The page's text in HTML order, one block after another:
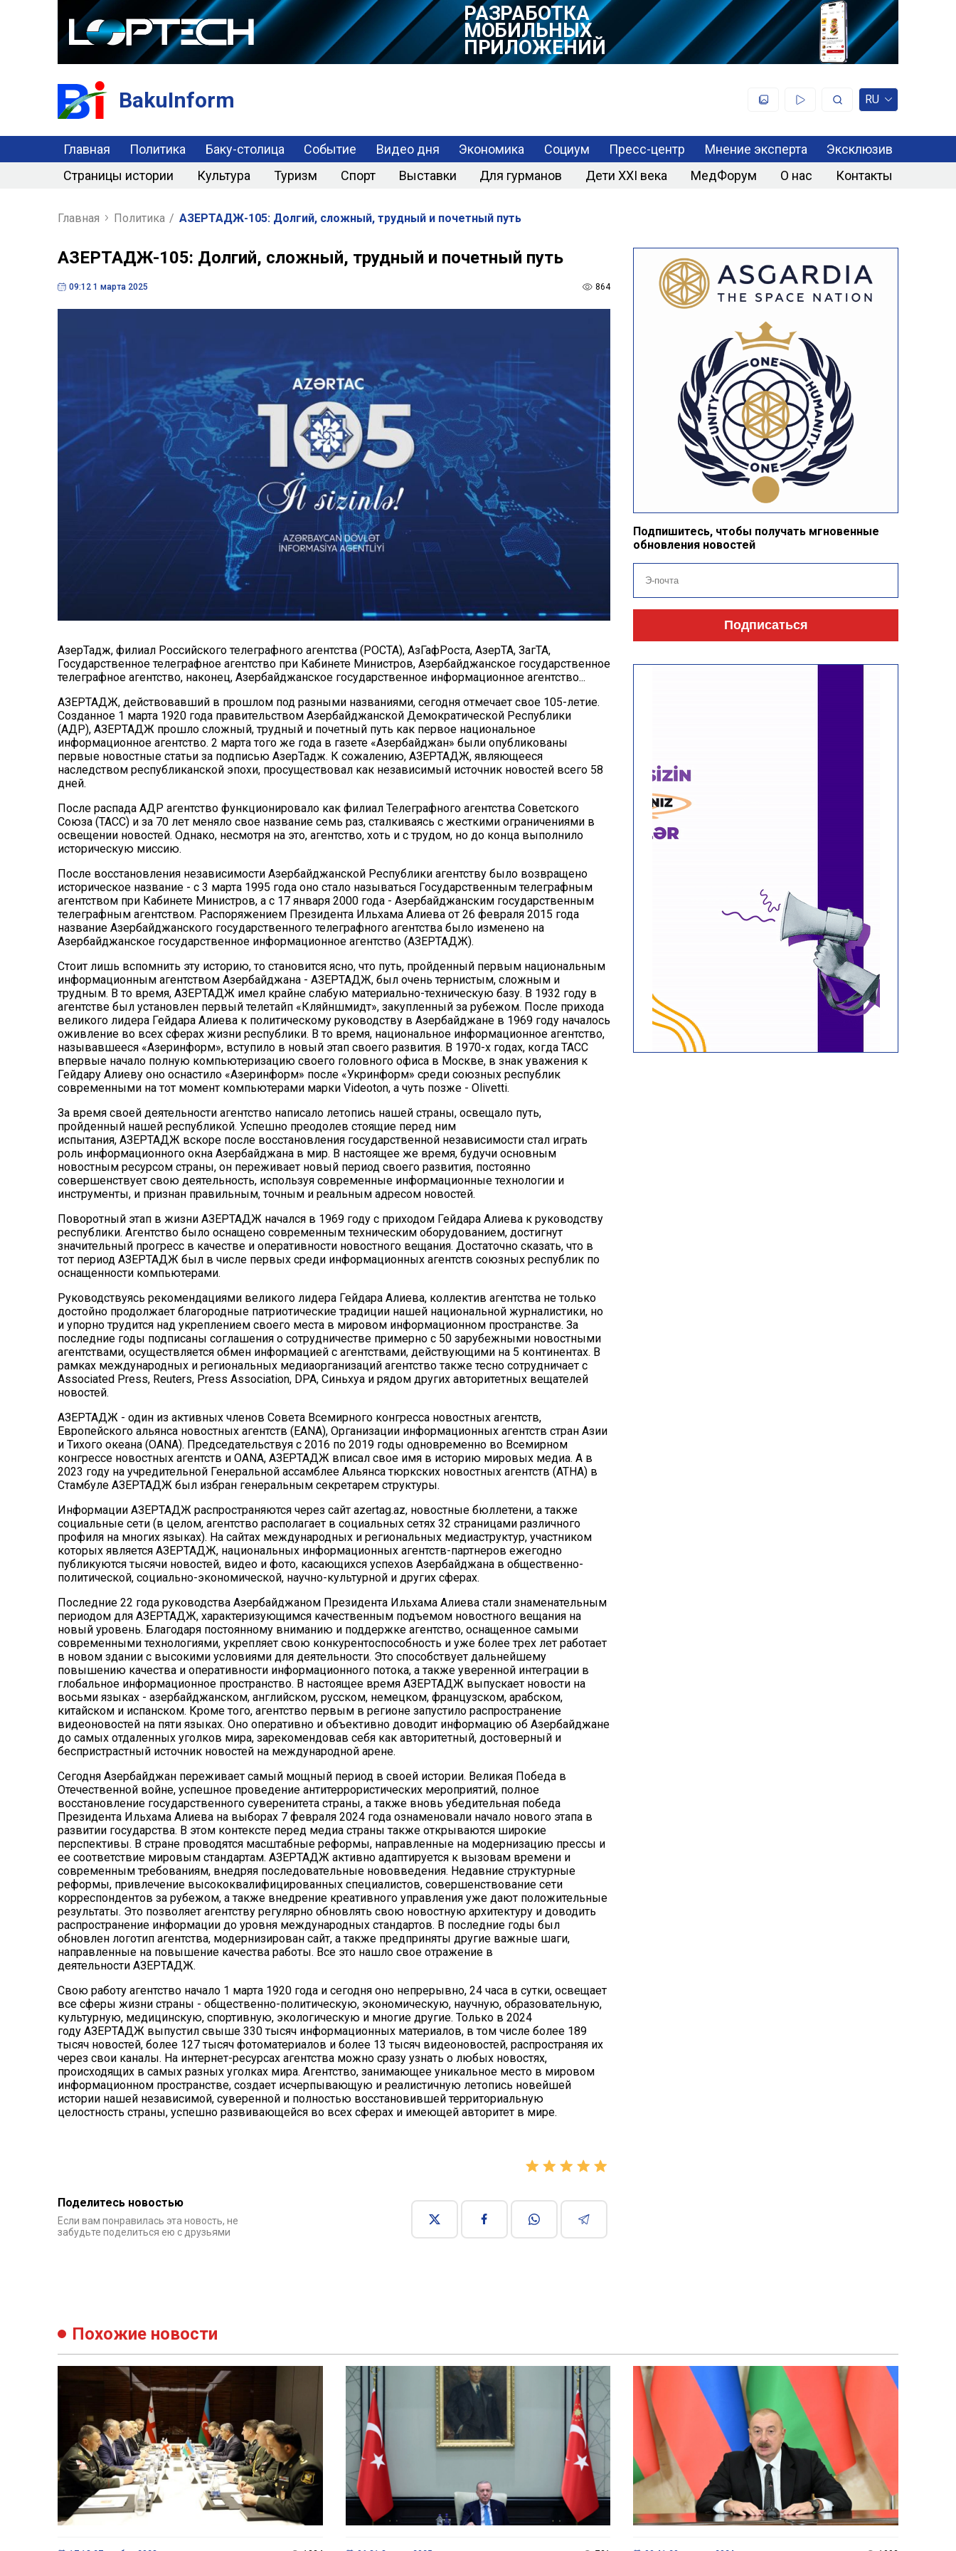
РАЗРАБОТКА
МОБИЛЬНЫХ
ПРИЛОЖЕНИЙ
BakuInform RU
Главная Политика Баку-столица Событие Видео дня Экономика Социум Пресс-центр Мнение эксперта
Эксклюзив
Страницы истории
Культура Туризм Спорт Выставки Для гурманов Дети XXI века МедФорум О нас Контакты
Главная Политика / АЗЕРТАДЖ-105: Долгий, сложный, трудный и почетный путь
АЗЕРТАДЖ-105: Долгий, сложный, трудный и почетный путь
09:12 1 марта 2025 864
АзерТадж, филиал Российского телеграфного агентства (РОСТА), АзГафРоста, АзерТА, ЗагТА,
Государственное телеграфное агентство при Кабинете Министров, Азербайджанское государственное
телеграфное агентство, наконец, Азербайджанское государственное информационное агентство...
АЗЕРТАДЖ, действовавший в прошлом под разными названиями, сегодня отмечает свое 105-летие.
Созданное 1 марта 1920 года правительством Азербайджанской Демократической Республики
(АДР), АЗЕРТАДЖпрошло сложный, трудный и почетный путь как первое национальное
информационное агентство. 2 марта того же года в газете «Азербайджан» были опубликованы
первые новостные статьи за подписью АзерТадж. К сожалению, АЗЕРТАДЖ, являющееся
наследством республиканской эпохи, просуществовал как независимый источник новостей всего 58
дней.
После распада АДР агентство функционировало как филиал Телеграфного агентства Советского
Союза (ТАСС) и за 70 лет меняло свое название семь раз, сталкиваясь с жесткими ограничениями в
освещении новостей. Однако, несмотря на это, агентство, хоть и с трудом, но до конца выполнило
историческую миссию.
После восстановления независимости Азербайджанской Республики агентству было возвращено
историческое название - с 3 марта 1995 года оно стало называться Государственным телеграфным
агентством при Кабинете Министров, а с 17 января 2000 года - Азербайджанским государственным
телеграфным агентством. Распоряжением Президента Ильхама Алиева от 26 февраля 2015 года
название Азербайджанского государственного телеграфного агентства было изменено на
Азербайджанское государственное информационное агентство (АЗЕРТАДЖ).
Стоит лишь вспомнить эту историю, то становится ясно, что путь, пройденный первым национальным
информационным агентством Азербайджана - АЗЕРТАДЖ, был очень тернистым, сложным и
трудным. В то время, АЗЕРТАДЖимел крайне слабую материально-техническую базу. В 1932 году в
агентстве был установлен первый телетайп «Кляйншмидт», закупленный за рубежом. После прихода
великого лидера Гейдара Алиева к политическому руководству в Азербайджане в 1969 году началось
оживление во всех сферах жизни республики. В то время, национальное информационное агентство,
называвшееся «Азеринформ», вступило в новый этап своего развития. В 1970-х годах, когда ТАСС
впервые начало полную компьютеризацию своего головного офиса в Москве, в знак уважения к
Гейдару Алиеву оно оснастило «Азеринформ» после «Укринформ» среди союзных республик
современными на тот момент компьютерами марки Videoton, а чуть позже - Olivetti.
За время своей деятельности агентство написало летопись нашей страны, освещало путь,
пройденный нашей республикой. Успешно преодолев стоящие перед ним
испытания, АЗЕРТАДЖвскоре после восстановления государственной независимости стал играть
роль информационного окна Азербайджана в мир. В настоящее же время, будучи основным
новостным ресурсом страны, он переживает новый период своего развития, постоянно
совершенствует свою деятельность, используя современные информационные технологии и
инструменты, и признан правильным, точным и реальным адресом новостей.
Поворотный этап в жизни АЗЕРТАДЖначался в 1969 году с приходом Гейдара Алиева к руководству
республики. Агентство было оснащено современным техническим оборудованием, достигнут
значительный прогресс в качестве и оперативности новостного вещания. Достаточно сказать, что в
тот период АЗЕРТАДЖбыл в числе первых среди информационных агентств союзных республик по
оснащенности компьютерами.
Руководствуясь рекомендациями великого лидера Гейдара Алиева, коллектив агентства не только
достойно продолжает благородные патриотические традиции нашей национальной журналистики, но
и упорно трудится над укреплением своего места в мировом информационном пространстве. За
последние годы подписаны соглашения о сотрудничестве примерно с 50 зарубежными новостными
агентствами, осуществляется обмен информацией с агентствами, действующими на 5 континентах. В
рамках международных и региональных медиаорганизаций агентство также тесно сотрудничает с
Associated Press, Reuters, Press Association, DPA, Синьхуа и рядом других авторитетных вещателей
новостей.
АЗЕРТАДЖ- один из активных членов Совета Всемирного конгресса новостных агентств,
Европейского альянса новостных агентств (EANA), Организации информационных агентств стран Азии
и Тихого океана (OANA). Председательствуя с 2016 по 2019 годы одновременно во Всемирном
конгрессе новостных агентств и OANA, АЗЕРТАДЖвписал свое имя в историю мировых медиа. А в
2023 году на учредительной Генеральной ассамблее Альянса тюркских новостных агентств (ATHA) в
Стамбуле АЗЕРТАДЖбыл избран генеральным секретарем структуры.
Информации АЗЕРТАДЖраспространяются через сайт azertag.az, новостные бюллетени, а также
социальные сети (в целом, агентство располагает в социальных сетях 32 страницами различного
профиля на многих языках). На сайтах международных и региональных медиаструктур, участником
которых является АЗЕРТАДЖ, национальных информационных агентств-партнеров ежегодно
публикуются тысячи новостей, видео и фото, касающихся успехов Азербайджана в общественно-
политической, социально-экономической, научно-культурной и других сферах.
Последние 22 года руководства Азербайджаном Президента Ильхама Алиева стали знаменательным
периодом для АЗЕРТАДЖ, характеризующимся качественным подъемом новостного вещания на
новый уровень. Благодаря постоянному вниманию и поддержке агентство, оснащенное самыми
современными технологиями, укрепляет свою конкурентоспособность и уже более трех лет работает
в новом здании с высокими условиями для деятельности. Это способствует дальнейшему
повышению качества и оперативности информационного потока, а также уверенной интеграции в
глобальное информационное пространство. В настоящее время АЗЕРТАДЖвыпускает новости на
восьми языках - азербайджанском, английском, русском, немецком, французском, арабском,
китайском и испанском. Кроме того, агентство первым в регионе запустило распространение
видеоновостей на пяти языках. Оно оперативно и объективно доводит информацию об Азербайджане
до самых отдаленных уголков мира, зарекомендовав себя как авторитетный, достоверный и
беспристрастный источник новостей на международной арене.
Сегодня Азербайджан переживает самый мощный период в своей истории. Великая Победа в
Отечественной войне, успешное проведение антитеррористических мероприятий, полное
восстановление государственного суверенитета страны, а также вновь убедительная победа
Президента Ильхама Алиева на выборах 7 февраля 2024 года ознаменовали начало нового этапа в
развитии государства. В этом контексте перед медиа страны также открываются широкие
перспективы. В стране проводятся масштабные реформы, направленные на модернизацию прессы и
ее соответствие мировым стандартам. АЗЕРТАДЖактивно адаптируется к вызовам времени и
современным требованиям, внедряя последовательные нововведения. Недавние структурные
реформы, привлечение высококвалифицированных специалистов, совершенствование сети
корреспондентов за рубежом, а также внедрение креативного управления уже дают положительные
результаты. Это позволяет агентству регулярно обновлять свою новостную архитектуру и доводить
распространение информации до уровня международных стандартов. В последние годы был
обновлен логотип агентства, модернизирован сайт, а также предприняты другие важные шаги,
направленные на повышение качества работы. Все это нашло свое отражение в
деятельности АЗЕРТАДЖ.
Свою работу агентство начало 1 марта 1920 года и сегодня оно непрерывно, 24 часа в сутки, освещает
все сферы жизни страны - общественно-политическую, экономическую, научную, образовательную,
культурную, медицинскую, спортивную, экологическую и многие другие. Только в 2024
году АЗЕРТАДЖвыпустил свыше 330 тысяч информационных материалов, в том числе более 189
тысяч новостей, более 127 тысяч фотоматериалов и более 13 тысяч видеоновостей, распространяя их
через свои каналы. На интернет-ресурсах агентства можно сразу узнать о любых новостях,
происходящих в самых разных уголках мира. Агентство, занимающее уникальное место в мировом
информационном пространстве, создает исчерпывающую и реалистичную летопись новейшей
истории нашей независимой, суверенной и полностью восстановившей территориальную
целостность страны, успешно развивающейся во всех сферах и имеющей авторитет в мире.
Поделитесь новостью
Если вам понравилась эта новость, не
забудьте поделиться ею с друзьями
Подпишитесь, чтобы получать мгновенные
обновления новостей
Подписаться
Похожие новости